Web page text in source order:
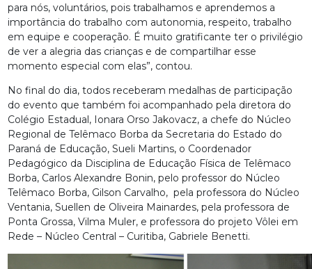
para nós, voluntários, pois trabalhamos e aprendemos a
importância do trabalho com autonomia, respeito, trabalho
em equipe e cooperação. É muito gratificante ter o privilégio
de ver a alegria das crianças e de compartilhar esse
momento especial com elas”, contou.
No final do dia, todos receberam medalhas de participação
do evento que também foi acompanhado pela diretora do
Colégio Estadual, Ionara Orso Jakovacz, a chefe do Núcleo
Regional de Telêmaco Borba da Secretaria do Estado do
Paraná de Educação, Sueli Martins, o Coordenador
Pedagógico da Disciplina de Educação Física de Telêmaco
Borba, ⁠⁠Carlos Alexandre Bonin, pelo professor do Núcleo
Telêmaco Borba, Gilson Carvalho, pela professora do Núcleo
Ventania, Suellen de Oliveira Mainardes, pela professora de
Ponta Grossa, Vilma Muler, e professora do projeto Vôlei em
Rede – Núcleo Central – Curitiba, Gabriele Benetti.